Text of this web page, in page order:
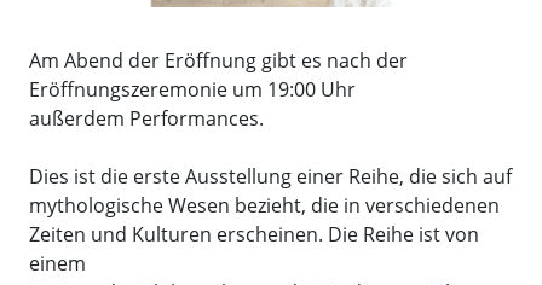
Am Abend der Eröffnung gibt es nach der
Eröffnungszeremonie um 19:00 Uhr
außerdem Performances.
Dies ist die erste Ausstellung einer Reihe, die sich auf
mythologische Wesen bezieht, die in verschiedenen
Zeiten und Kulturen erscheinen. Die Reihe ist von
einem